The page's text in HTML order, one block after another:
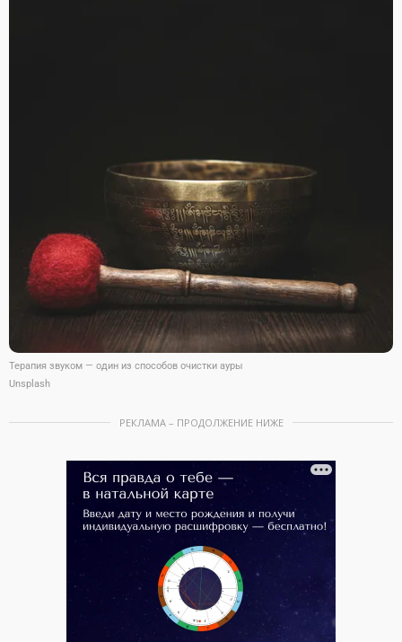
Терапия звуком — один из способов очистки ауры
Unsplash
РЕКЛАМА – ПРОДОЛЖЕНИЕ НИЖЕ